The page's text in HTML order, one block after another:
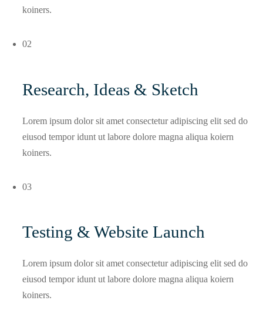
koiners.
02
Research, Ideas & Sketch
Lorem ipsum dolor sit amet consectetur adipiscing elit sed do
eiusod tempor idunt ut labore dolore magna aliqua koiern
koiners.
03
Testing & Website Launch
Lorem ipsum dolor sit amet consectetur adipiscing elit sed do
eiusod tempor idunt ut labore dolore magna aliqua koiern
koiners.